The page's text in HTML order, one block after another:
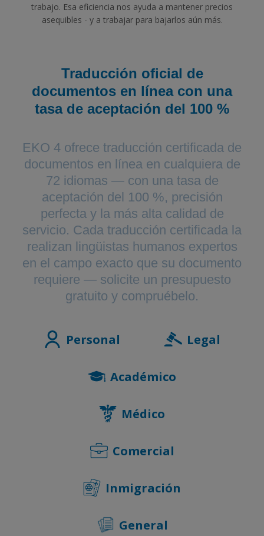
trabajo. Esa eficiencia nos ayuda a mantener precios
asequibles - y a trabajar para bajarlos aún más.
Traducción oficial de
documentos en línea con una
tasa de aceptación del 100 %
EKO 4 ofrece traducción certificada de
documentos en línea en cualquiera de
72 idiomas — con una tasa de
aceptación del 100 %, precisión
perfecta y la más alta calidad de
servicio. Cada traducción certificada la
realizan lingüistas humanos expertos
en el campo exacto que su documento
requiere — solicite un presupuesto
gratuito y compruébelo.
Personal Legal
Académico
Médico
Comercial
Inmigración
General